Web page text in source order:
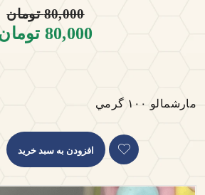
80,000 تومان
80,000 تومان
مارشمالو ١٠٠ گرمي
افزودن به سبد خرید